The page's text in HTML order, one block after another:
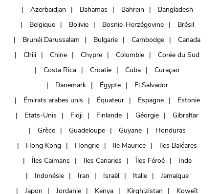
Azerbaïdjan
Bahamas Bahreïn
Bangladesh
Belgique
Bolivie Bosnie-Herzégovine
Brésil
Brunéi Darussalam
Bulgarie Cambodge
Canada
Chili
Chine Chypre Colombie
Corée du Sud
Costa Rica
Croatie Cuba
Curaçao
Danemark
Égypte
El Salvador
Émirats arabes unis
Équateur Espagne
Estonie
Etats-Unis
Fidji Finlande Géorgie
Gibraltar
Grèce
Guadeloupe Guyane
Honduras
Hong Kong
Hongrie Ile Maurice
Iles Baléares
Îles Caïmans
Iles Canaries Îles Féroé
Inde
Indonésie
Iran Israël Italie
Jamaïque
Japon
Jordanie Kenya Kirghizistan
Koweït